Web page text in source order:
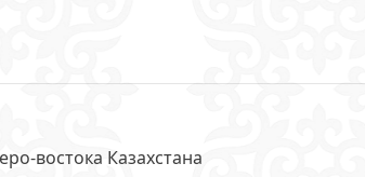
востока Казахстана